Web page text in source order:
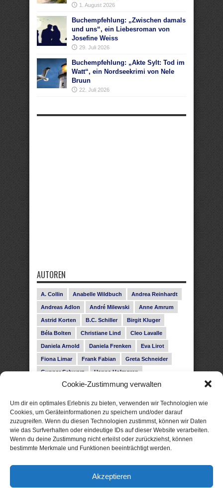
Cookie-Zustimmung verwalten
Um dir ein optimales Erlebnis zu bieten, verwenden wir Technologien wie
Cookies, um Geräteinformationen zu speichern und/oder darauf
zuzugreifen. Wenn du diesen Technologien zustimmst, können wir Daten
wie das Surfverhalten oder eindeutige IDs auf dieser Website verarbeiten.
Wenn du deine Zustimmung nicht erteilst oder zurückziehst, können
bestimmte Merkmale und Funktionen beeinträchtigt werden.
Akzeptieren
1. August 2026
Buchempfehlung: „Zwischen damals
und uns“, ein Liebesroman von
Josefine Weiss
29. Juli 2026
Buchempfehlung: „Akte Sylt: Tod im
Watt“, ein Nordseekrimi von Nele
Bruun
22. Juli 2026
AUTOREN
A. Collin Anabelle Wildbuch Andrea Reinhardt
Andreas Adlon André Milewski Anne Amrum
Astrid Korten B.C. Schiller Birgit Kluger
Béla Bolten Christiane Lind Cleo Lavalle
Daniela Arnold Daniela Frenken Eva Lirot
Fiona Limar Frank Fabian Greta Schneider
Gunnar Schwarz Hanna Holmgren
Heike Fröhling Ina Glahe Ivo Pala J. Vellguth
Leonie Haubrich Lilly Labord Livia Pipes
Malin Blunk Marcus Hünnebeck Martin Krist
Melisa Schwermer Nele Bruun Nika Lubitsch
Noah Fitz Nora Amelie René Junge
Subina Giuletti